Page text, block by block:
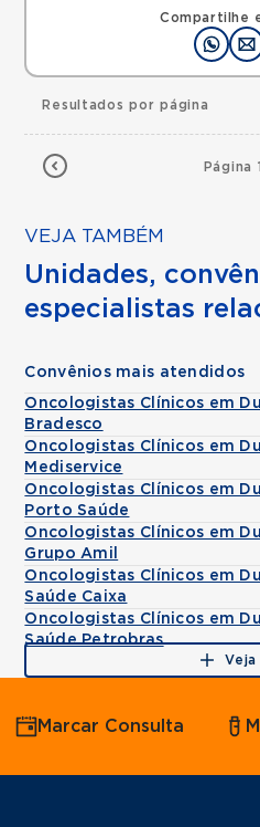
Compartilhe
Página
Resultados por página
VEJA TAMBÉM
Unidades,
especialistas
Convênios mais atendidos
Oncologistas Clínicos em
Bradesco
Oncologistas Clínicos em
Mediservice
Oncologistas Clínicos em
Porto Saúde
Oncologistas Clínicos em
Grupo Amil
Oncologistas Clínicos em
Saúde Caixa
Oncologistas Clínicos em
Saúde Petrobras
Veja
Marcar Consulta